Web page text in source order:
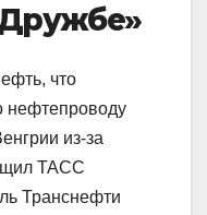
что
нефтепроводу
из-за
ТАСС
Транснефти